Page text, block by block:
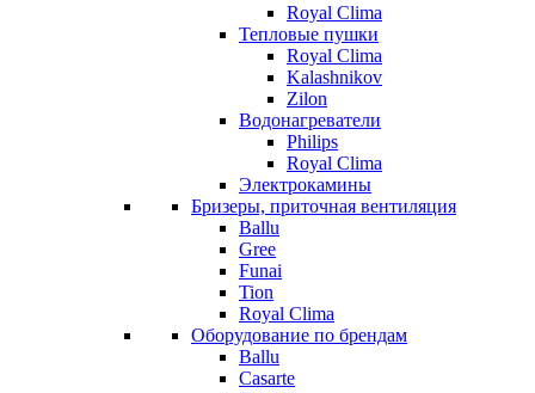
Royal Clima
Тепловые пушки
Royal Clima
Kalashnikov
Zilon
Водонагреватели
Philips
Royal Clima
Электрокамины
Бризеры, приточная вентиляция
Ballu
Gree
Funai
Tion
Royal Clima
Оборудование по брендам
Ballu
Casarte